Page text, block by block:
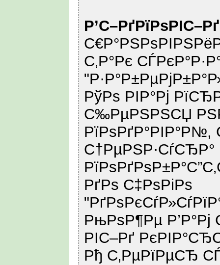
С‚Р°Рє
РўРѕ РІР°Рј
С‰РµРЅРЅСЏ
РїРѕРґР°РІР°Р№,
РґРѕ С‡РѕРіРѕ
РњРѕР¶Рµ
РІС–Рґ
Рђ С‚РµРїРµСЂ